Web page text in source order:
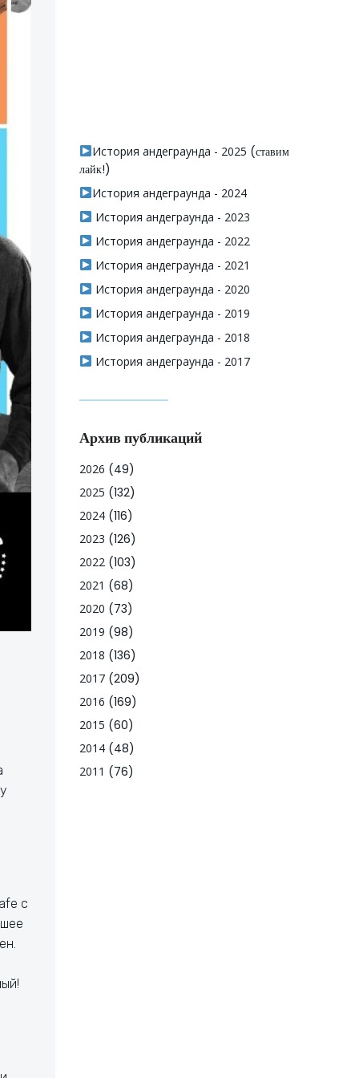
с
История андеграунда - 2025 (ставим
лайк!)
История андеграунда - 2024
История андеграунда - 2023
История андеграунда - 2022
История андеграунда - 2021
История андеграунда - 2020
История андеграунда - 2019
История андеграунда - 2018
История андеграунда - 2017
Архив публикаций
2026 (49)
2025 (132)
2024 (116)
2023 (126)
2022 (103)
2021 (68)
2020 (73)
2019 (98)
2018 (136)
2017 (209)
2016 (169)
2015 (60)
2014 (48)
2011 (76)